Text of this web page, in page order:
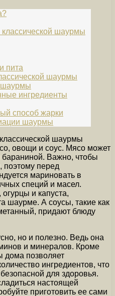
шаурмы
пита
шаурмы
шаурмы
ингредиенты
способ жарки
шаурмы
шаурмы
овощи и соус. Мясо может
бараниной. Важно, чтобы
перед
мариновать в
специй и масел.
и капуста,
шаурме. А соусы, такие как
придают блюду
но и полезно. Ведь она
и минералов. Кроме
дома позволяет
ингредиентов, что
для здоровья.
настоящей
приготовить ее сами